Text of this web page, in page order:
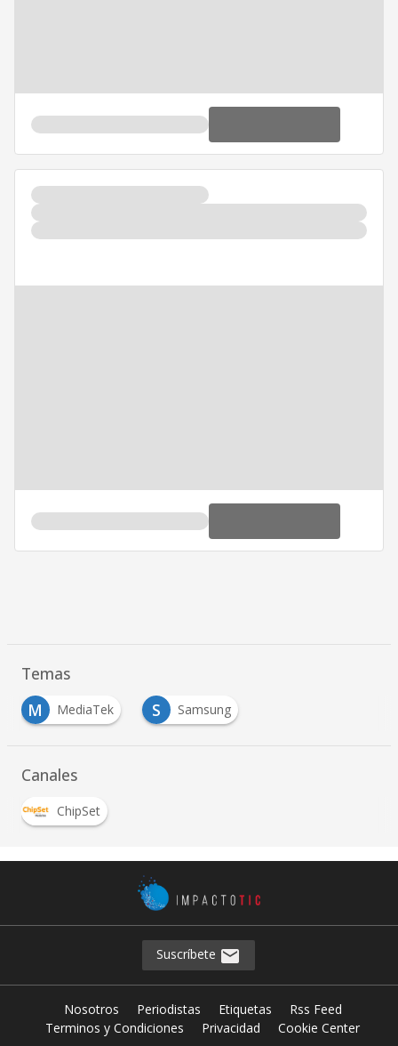
Temas
M
MediaTek S Samsung
Canales
ChipSet
Suscríbete
Nosotros Periodistas Etiquetas
Rss Feed
Terminos y Condiciones
Privacidad Cookie Center